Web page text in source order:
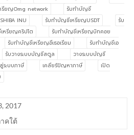
รียญOmg network
รับทำบัญชี
INU รับทำบัญชีเหรียญUSDT
รับ
หรียญคริปโต
รับทำบัญชีเหรียญบิทคอย
รับทำบัญชีเหรียญอีเธอเรียม
รับทำบัญชีเอ
รับวางระบบบัญชีสตูล
วางระบบบัญชี
ระบบภาษี เคลียร์ปัญหาภาษี
เปิด
2017
คใต้